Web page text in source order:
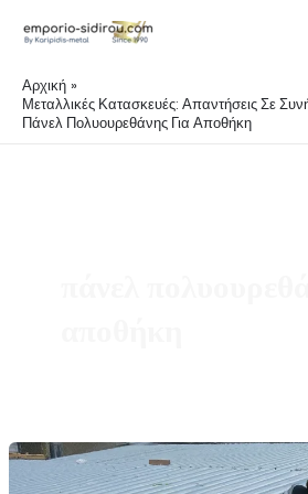
στο
Αρχική
Μεταλλικές Κατασκευές: Απαντήσεις Σε
Πάνελ Πολυουρεθάνης Για Αποθήκη
Κλίση
στέγης